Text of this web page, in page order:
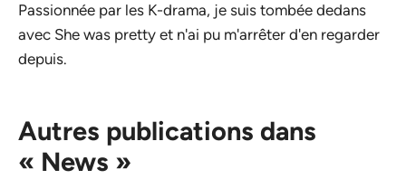
Passionnée par les K-drama, je suis tombée dedans
avec She was pretty et n'ai pu m'arrêter d'en regarder
depuis.
Autres publications dans
« News »